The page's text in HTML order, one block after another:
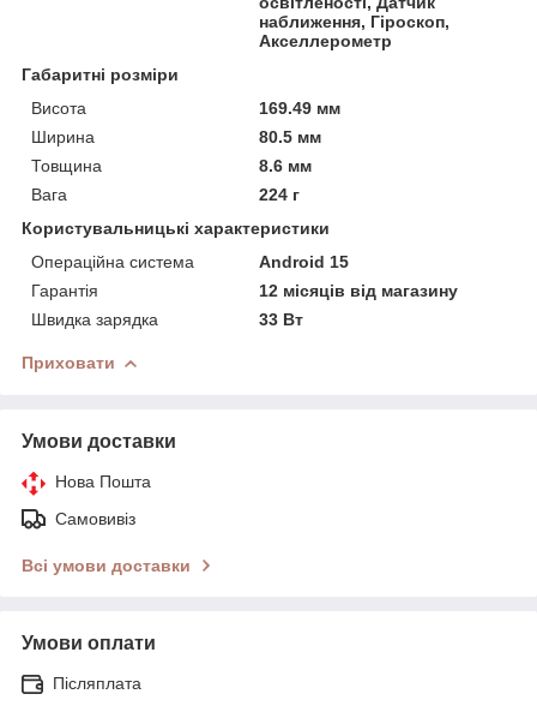
наближення, Гіроскоп,
Акселлерометр
Габаритні розміри
Висота
169.49 мм
Ширина
80.5 мм
Товщина
8.6 мм
Вага
224 г
Користувальницькі характеристики
Операційна система
Android 15
Гарантія
12 місяців від магазину
Швидка зарядка
33 Вт
Приховати
Умови доставки
Нова Пошта
Самовивіз
Всі умови доставки
Умови оплати
Післяплата